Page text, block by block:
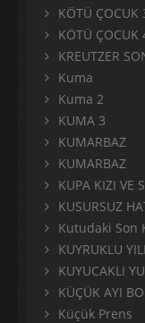
KÖTÜ ÇOCUK
KÖTÜ ÇOCUK
KREUTZER
Kuma
Kuma 2
KUMA 3
KUMARBAZ
KUMARBAZ
KUPA KIZI VE
KUSURSUZ
Kutudaki Son
KUYRUKLU
KUYUCAKLI
KÜÇÜK AYI
Küçük Prens